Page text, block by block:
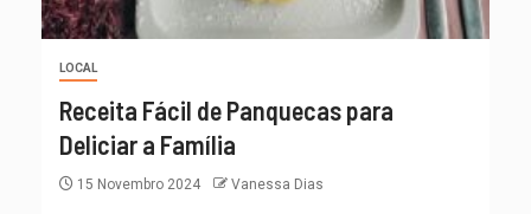
LOCAL
Receita Fácil de Panquecas para
Deliciar a Família
15 Novembro 2024 Vanessa Dias